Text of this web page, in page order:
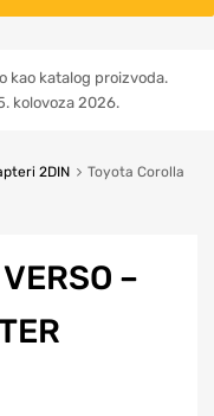
kao katalog proizvoda.
kolovoza 2026.
2DIN
Toyota Corolla
–